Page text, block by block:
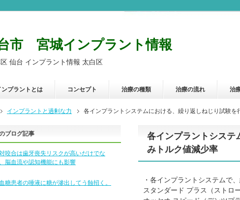
市 宮城インプラント情報
仙台 インプラント情報 太白区
ンプラントとは コンセプト 治療の種類 治療の流れ 治
インプラントと過剰な力 各インプラントシステムにおける、繰り返しねじり試験
各インプラントシステ
みトルク値減少率
・各インプラントシステムで
スタンダード プラス（ストロ
ブログ記事
咬合は歯牙喪失リスクが高いだけでな
脳血流や認知機能にも影響
糖患者の唾液に糖が滲出してう蝕招く。